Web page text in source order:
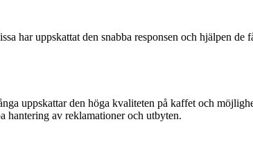
har uppskattat den snabba responsen och hjälpen
uppskattar den höga kvaliteten på kaffet och
hantering av reklamationer och utbyten.